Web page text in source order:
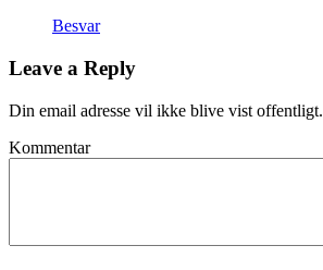
Besvar
Leave a Reply
Din email adresse vil ikke blive vist offentligt.
Kommentar